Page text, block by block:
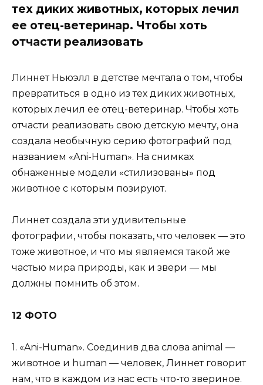
тех диких животных, которых лечил
ее отец-ветеринар. Чтобы хоть
отчасти реализовать
Линнет Ньюэлл в детстве мечтала о том, чтобы
превратиться в одно из тех диких животных,
которых лечил ее отец-ветеринар. Чтобы хоть
отчасти реализовать свою детскую мечту, она
создала необычную серию фотографий под
названием «Ani-Human». На снимках
обнаженные модели «стилизованы» под
животное с которым позируют.
Линнет создала эти удивительные
фотографии, чтобы показать, что человек — это
тоже животное, и что мы являемся такой же
частью мира природы, как и звери — мы
должны помнить об этом.
12 ФОТО
1. «Ani-Human». Соединив два слова animal —
животное и human — человек, Линнет говорит
нам, что в каждом из нас есть что-то звериное.